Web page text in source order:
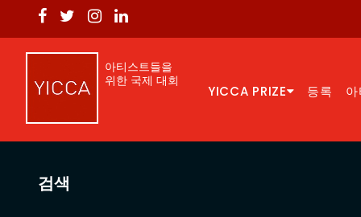
아티스트들을
위한 국제 대회
YICCA PRIZE 등록
검색